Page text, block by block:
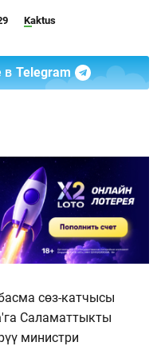
Kaktus
в Telegram
сөз-катчысы
'га Саламаттыкты
министри